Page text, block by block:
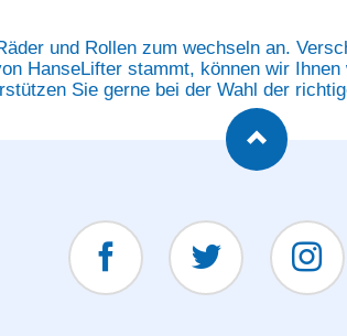
und Rollen zum wechseln an.
HanseLifter stammt, können wir
Sie gerne bei der Wahl der